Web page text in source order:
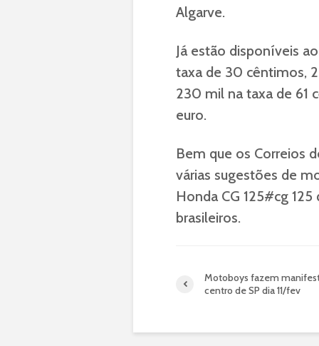
Algarve.
Já estão disponíveis
taxa de 30 cêntimos,
230 mil na taxa de 61
euro.
Bem que os Correios
várias sugestões de
Honda CG 125#cg 125
brasileiros.
Motoboys fazem
centro de SP dia 11/fev